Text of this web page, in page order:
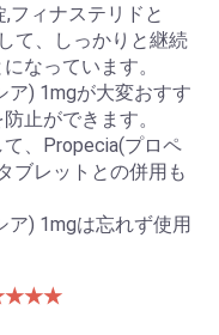
フィナステリドと
て、しっかりと継続
なっています。
ア) 1mgが大変おすす
止ができます。
、Propecia(プロペ
ブレットとの併用も
ア) 1mgは忘れず使用